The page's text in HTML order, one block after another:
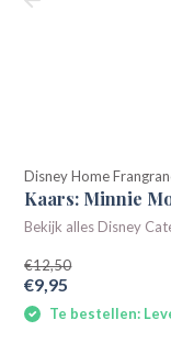
Disney Home
Kaars: Minnie
Bekijk alles Disney
€12,50
€9,95
Te bestellen: